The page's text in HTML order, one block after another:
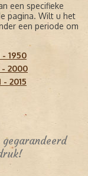
een specifieke
pagina. Wilt u het
een periode om
- 1950
- 2000
- 2015